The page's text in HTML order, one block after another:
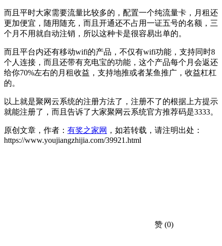
而且平时大家需要流量比较多的，配置一个纯流量卡，月租还
更加便宜，随用随充，而且开通还不占用一证五号的名额，三
个月不用就自动注销，所以这种卡是很容易出单的。
而且平台内还有移动wifi的产品，不仅有wifi功能，支持同时8
个人连接，而且还带有充电宝的功能，这个产品每个月会返还
给你70%左右的月租收益，支持地推或者某鱼推广，收益杠杠
的。
以上就是聚网云系统的注册方法了，注册不了的根据上方提示
就能注册了，而且告诉了大家聚网云系统官方推荐码是3333。
原创文章，作者： 有奖之家网 ，如若转载，请注明出处：
https://www.youjiangzhijia.com/39921.html
赞 (0)